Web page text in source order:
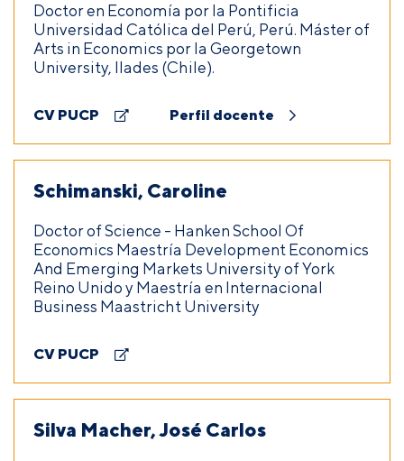
Doctor en Economía por la Pontificia
Universidad Católica del Perú, Perú. Máster of
Arts in Economics por la Georgetown
University, Ilades (Chile).
CV PUCP Perfil docente
Schimanski, Caroline
Doctor of Science - Hanken School Of
Economics Maestría Development Economics
And Emerging Markets University of York
Reino Unido y Maestría en Internacional
Business Maastricht University
CV PUCP
Silva Macher, José Carlos